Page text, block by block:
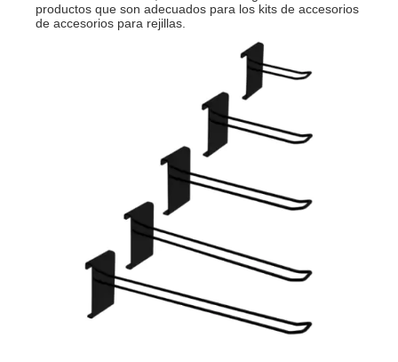
productos que son adecuados para los kits de accesorios
de accesorios para rejillas.